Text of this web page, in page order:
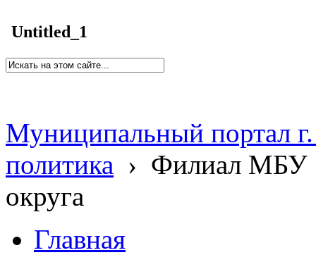
Untitled_1
Муниципальный портал
политика › Филиал МБУ
округа
Главная